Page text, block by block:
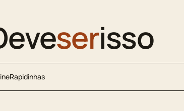
serisso
Rapidinhas